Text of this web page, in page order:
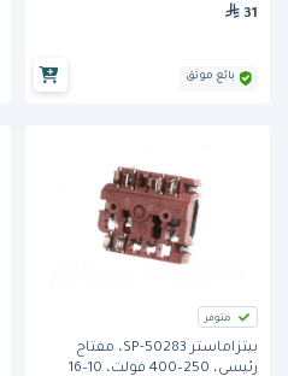
31
بائع موثق
متوفر
بيتزاماستر SP-50283، مفتاح
رئيسي، 250–400 فولت، 10–16